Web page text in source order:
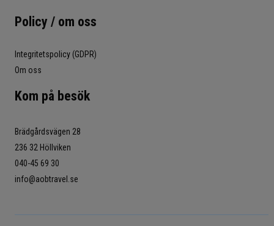
Policy / om oss
Integritetspolicy (GDPR)
Om oss
Kom på besök
Brädgårdsvägen 28
236 32 Höllviken
040-45 69 30
info@aobtravel.se